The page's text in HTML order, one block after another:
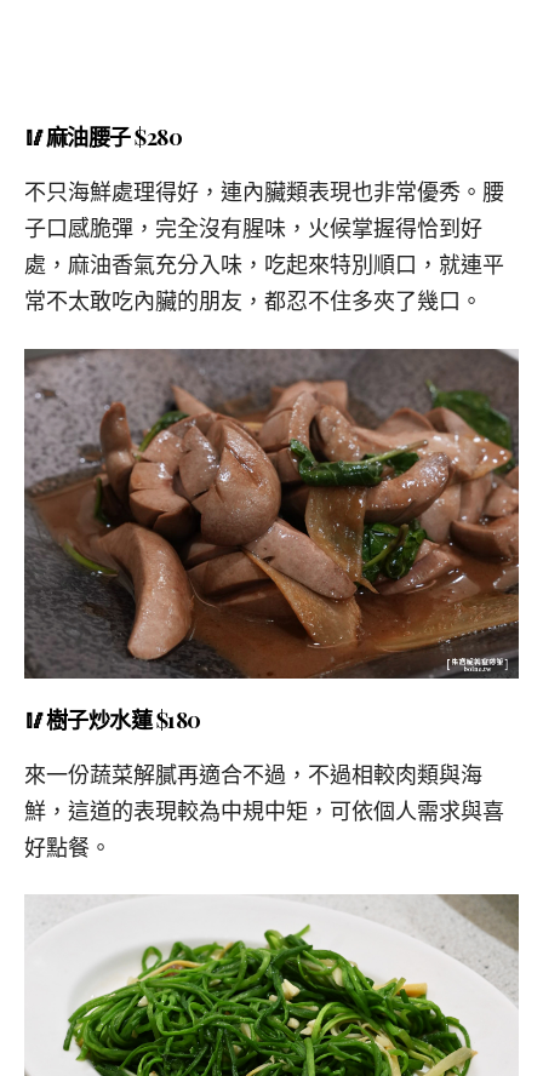
🥢麻油腰子 $280
不只海鮮處理得好，連內臟類表現也非常優秀。腰
子口感脆彈，完全沒有腥味，火候掌握得恰到好
處，麻油香氣充分入味，吃起來特別順口，就連平
常不太敢吃內臟的朋友，都忍不住多夾了幾口。
🥢樹子炒水蓮 $180
來一份蔬菜解膩再適合不過，不過相較肉類與海
鮮，這道的表現較為中規中矩，可依個人需求與喜
好點餐。